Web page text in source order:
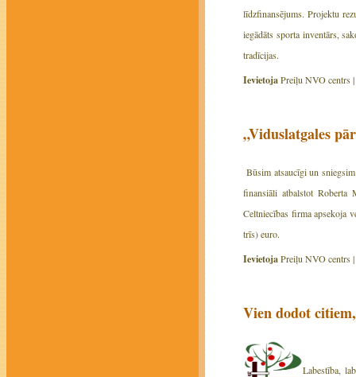
līdzfinansējums. Projektu
iegādāts sporta inventārs,
tradīcijas.
IevietojaPreiļu NVO centrs |
„Viduslatgales
Būsim atsaucīgi un
finansiāli atbalstot Roberta
Celtniecības firma apsekoja
trīs) euro.
IevietojaPreiļu NVO centrs |
Vien dodot
Labestība,